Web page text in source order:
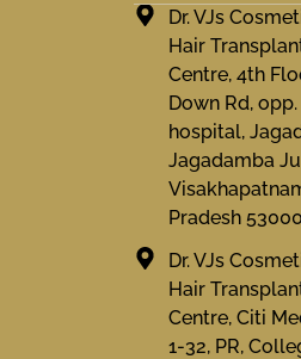
Dr. VJs
Hair
Centre, 4th
Down Rd,
hospital,
Jagadamba
Pradesh
Dr. VJs
Hair
Centre, Citi
1-32, PR,